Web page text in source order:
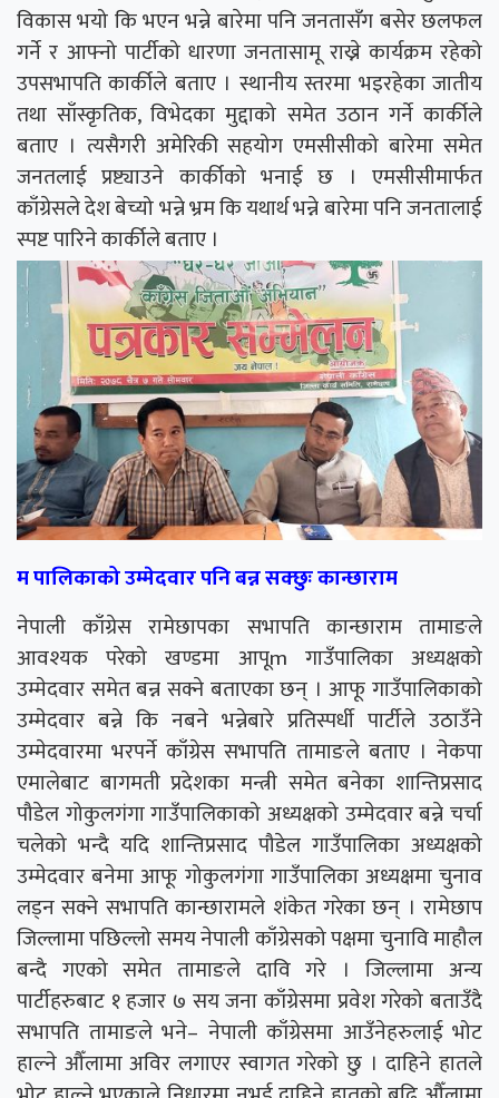
विकास भयो कि भएन भन्ने बारेमा पनि जनतासँग बसेर छलफल
गर्ने र आफ्नो पार्टीको धारणा जनतासामू राख्ने कार्यक्रम रहेको
उपसभापति कार्कीले बताए । स्थानीय स्तरमा भइरहेका जातीय
तथा साँस्कृतिक, विभेदका मुद्दाको समेत उठान गर्ने कार्कीले
बताए । त्यसैगरी अमेरिकी सहयोग एमसीसीको बारेमा समेत
जनतलाई प्रष्ट्याउने कार्कीको भनाई छ । एमसीसीमार्फत
काँग्रेसले देश बेच्यो भन्ने भ्रम कि यथार्थ भन्ने बारेमा पनि जनतालाई
स्पष्ट पारिने कार्कीले बताए ।
म पालिकाको उम्मेदवार पनि बन्न सक्छुः कान्छाराम
नेपाली काँग्रेस रामेछापका सभापति कान्छाराम तामाङले
आवश्यक परेको खण्डमा आपूm गाउँपालिका अध्यक्षको
उम्मेदवार समेत बन्न सक्ने बताएका छन् । आफू गाउँपालिकाको
उम्मेदवार बन्ने कि नबने भन्नेबारे प्रतिस्पर्धी पार्टीले उठाउँने
उम्मेदवारमा भरपर्ने काँग्रेस सभापति तामाङले बताए । नेकपा
एमालेबाट बागमती प्रदेशका मन्त्री समेत बनेका शान्तिप्रसाद
पौडेल गोकुलगंगा गाउँपालिकाको अध्यक्षको उम्मेदवार बन्ने चर्चा
चलेको भन्दै यदि शान्तिप्रसाद पौडेल गाउँपालिका अध्यक्षको
उम्मेदवार बनेमा आफू गोकुलगंगा गाउँपालिका अध्यक्षमा चुनाव
लड्न सक्ने सभापति कान्छारामले शंकेत गरेका छन् । रामेछाप
जिल्लामा पछिल्लो समय नेपाली काँग्रेसको पक्षमा चुनावि माहौल
बन्दै गएको समेत तामाङले दावि गरे । जिल्लामा अन्य
पार्टीहरुबाट १ हजार ७ सय जना काँग्रेसमा प्रवेश गरेको बताउँदै
सभापति तामाङले भने– नेपाली काँग्रेसमा आउँनेहरुलाई भोट
हाल्ने औँलामा अविर लगाएर स्वागत गरेको छु । दाहिने हातले